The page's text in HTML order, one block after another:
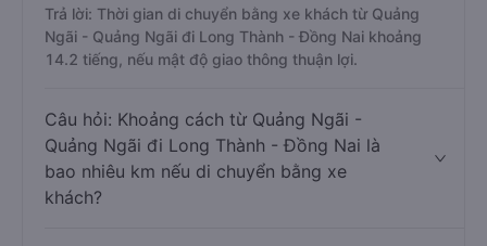
Trả lời: Thời gian di chuyển bằng xe khách từ Quảng
Ngãi - Quảng Ngãi đi Long Thành - Đồng Nai khoảng
14.2 tiếng, nếu mật độ giao thông thuận lợi.
Câu hỏi: Khoảng cách từ Quảng Ngãi -
Quảng Ngãi đi Long Thành - Đồng Nai là
bao nhiêu km nếu di chuyển bằng xe
khách?